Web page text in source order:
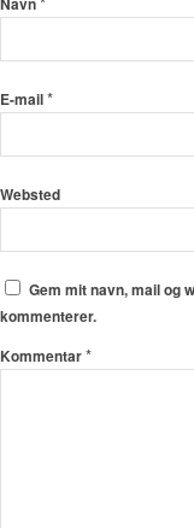
E-mail*
Websted
Gem mit navn, mail og
kommenterer.
Kommentar*